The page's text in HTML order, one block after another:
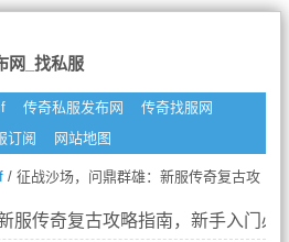
网_找私服
传奇私服发布网
传奇找服网
订阅 网站地图
/ 征战沙场，问鼎群雄：新服传奇复古攻
服传奇复古攻略指南，新手入门必